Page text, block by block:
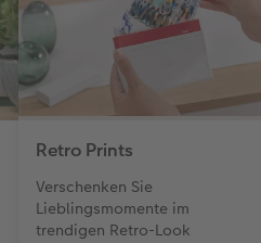
& Hilfe
Retro Prints
Verschenken Sie
Lieblingsmomente im
trendigen Retro-Look